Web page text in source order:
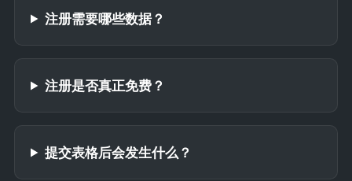
注册需要哪些数据？
注册是否真正免费？
提交表格后会发生什么？